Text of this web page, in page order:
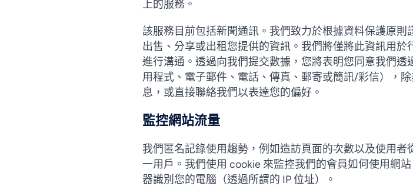
上的服務。
該服務目前包括新聞通訊。我們致力於根據資料保護原
出售、分享或出租您提供的資訊。我們將僅將此資訊用
進行溝通。透過向我們提交數據，您將表明您同意我們
用程式、電子郵件、電話、傳真、郵寄或簡訊/彩信），
息，或直接聯絡我們以表達您的偏好。
監控網站流量
我們匿名記錄使用趨勢，例如造訪頁面的次數以及使用
一用戶。我們使用 cookie 來監控我們的會員如何使用網
器識別您的電腦（透過所謂的 IP 位址）。